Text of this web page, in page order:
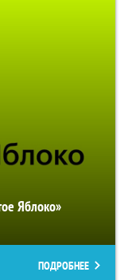
Яблоко»
ПОДРОБНЕЕ